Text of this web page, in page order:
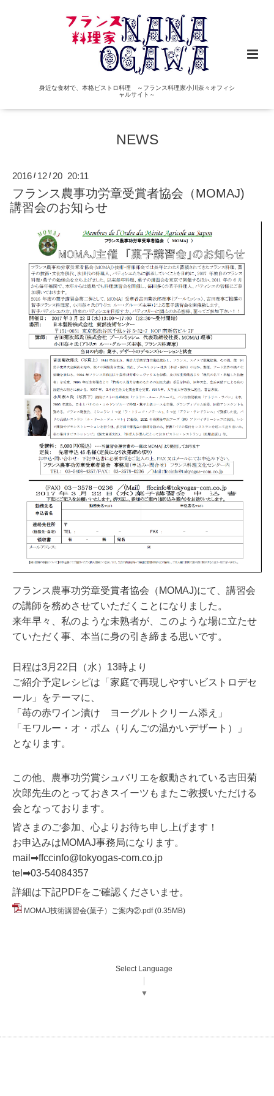
身近な食材で、本格ビストロ料理 ～フランス料理家小川奈々オフィシ
ャルサイト～
NEWS
2016 / 12 / 20 20:11
フランス農事功労章受賞者協会（MOMAJ)
講習会のお知らせ
フランス農事功労章受賞者協会（MOMAJ)にて、講習会
の講師を務めさせていただくことになりました。
来年早々、私のような未熟者が、このような場に立たせ
ていただく事、本当に身の引き締まる思いです。
日程は3月22日（水）13時より
ご紹介予定レシピは「家庭で再現しやすいビストロデセ
ール」をテーマに、
「苺の赤ワイン漬け ヨーグルトクリーム添え」
「モワルー・オ・ポム（りんごの温かいデザート）」
となります。
この他、農事功労賞シュバリエを叙勳されている吉田菊
次郎先生のとっておきスイーツもまたご教授いただける
会となっております。
皆さまのご参加、心よりお待ち申し上げます！
お申込みはMOMAJ事務局になります。
mail ➡ffccinfo@tokyogas-com.co.jp
tel ➡03-54084357
詳細は下記PDFをご確認くださいませ。
MOMAJ技術講習会(菓子）ご案内②.pdf (0.35MB)
Select Language
▼